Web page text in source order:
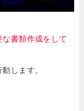
書類作成をして
します。